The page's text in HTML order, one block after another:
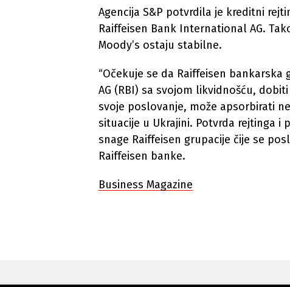
Agencija S&P potvrdila je kreditni
Raiffeisen Bank International AG.
Moody’s ostaju stabilne.
“Očekuje se da Raiffeisen
AG (RBI) sa svojom likvidnošću,
svoje poslovanje, može apsorbirati
situacije u Ukrajini. Potvrda rejtinga i
snage Raiffeisen grupacije čije se
Raiffeisen banke.
Business Magazine